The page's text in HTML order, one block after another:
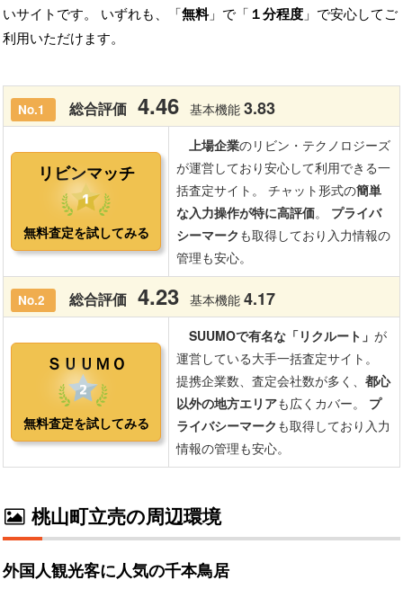
いサイトです。 いずれも、「無料」で「 １分程度 」で安心してご
利用いただけます。
桃山町立売の周辺環境
外国人観光客に人気の千本鳥居